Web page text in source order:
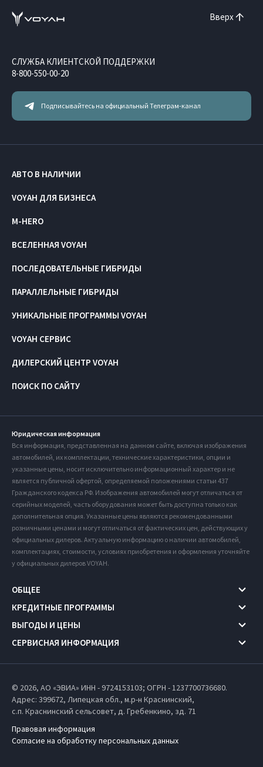
Вверх
Подписывайтесь на официальный Телеграм-канал
СЛУЖБА КЛИЕНТСКОЙ ПОДДЕРЖКИ
8-800-550-00-20
АВТО В НАЛИЧИИ
VOYAH ДЛЯ БИЗНЕСА
M-HERO
ПОИСК ПО САЙТУ
ВСЕЛЕННАЯ VOYAH
ПОСЛЕДОВАТЕЛЬНЫЕ ГИБРИДЫ
ПАРАЛЛЕЛЬНЫЕ ГИБРИДЫ
УНИКАЛЬНЫЕ ПРОГРАММЫ VOYAH
VOYAH СЕРВИС
ДИЛЕРСКИЙ ЦЕНТР VOYAH
Юридическая информация
Вся информация, представленная на данном сайте, включая изображения
автомобилей, их комплектации, технические характеристики, опции и
указанные цены, носит исключительно информационный характер и не
является публичной офертой, определяемой положениями статьи 437
Гражданского кодекса РФ. Изображения автомобилей могут отличаться от
серийных моделей, часть оборудования может быть доступна только как
дополнительная опция. Указанные цены являются рекомендованными
розничными ценами и могут отличаться от фактических цен, действующих у
официальных дилеров. Актуальную информацию о наличии автомобилей,
комплектациях, стоимости, условиях приобретения и оформления уточняйте
у официальных дилеров VOYAH.
ОБЩЕЕ
КРЕДИТНЫЕ ПРОГРАММЫ
ВЫГОДЫ И ЦЕНЫ
СЕРВИСНАЯ ИНФОРМАЦИЯ
© 2026, АО «ЭВИА» ИНН - 9724153103; ОГРН - 1237700736680.
Адрес: 399672, Липецкая обл., м.р-н Краснинский,
с.п. Краснинский сельсовет, д. Гребенкино, зд. 71
Правовая информация
Согласие на обработку персональных данных